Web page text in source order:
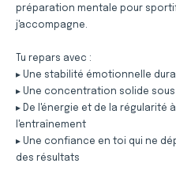
préparation mentale pour
j'accompagne.
Tu repars avec :
▸ Une stabilité émotionnelle
▸ Une concentration solide
▸ De l'énergie et de la régularité à
l'entraînement
▸ Une confiance en toi qui ne
des résultats